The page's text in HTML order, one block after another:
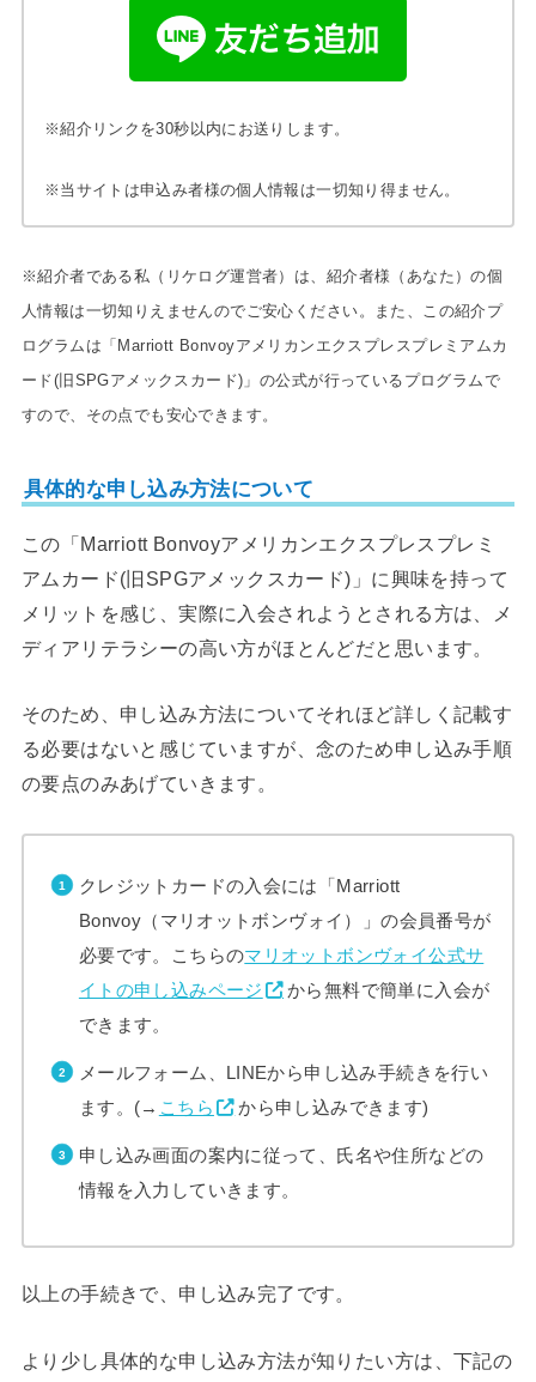
※紹介リンクを30秒以内にお送りします。
※当サイトは申込み者様の個人情報は一切知り得ません。
※紹介者である私（リケログ運営者）は、紹介者様（あなた）の個
人情報は一切知りえませんのでご安心ください。また、この紹介プ
ログラムは「Marriott Bonvoyアメリカンエクスプレスプレミアムカ
ード(旧SPGアメックスカード)」の公式が行っているプログラムで
すので、その点でも安心できます。
具体的な申し込み方法について
この「Marriott Bonvoyアメリカンエクスプレスプレミ
アムカード(旧SPGアメックスカード)」に興味を持って
メリットを感じ、実際に入会されようとされる方は、メ
ディアリテラシーの高い方がほとんどだと思います。
そのため、申し込み方法についてそれほど詳しく記載す
る必要はないと感じていますが、念のため申し込み手順
の要点のみあげていきます。
クレジットカードの入会には「Marriott
Bonvoy（マリオットボンヴォイ）」の会員番号が
必要です。こちらのマリオットボンヴォイ公式サ
イトの申し込みページ
から無料で簡単に入会が
できます。
メールフォーム、LINEから申し込み手続きを行い
ます。(→ こちら から申し込みできます)
申し込み画面の案内に従って、氏名や住所などの
情報を入力していきます。
以上の手続きで、申し込み完了です。
より少し具体的な申し込み方法が知りたい方は、下記の